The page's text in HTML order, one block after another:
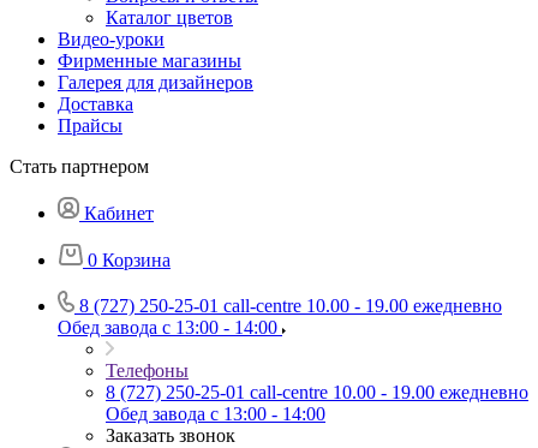
Каталог цветов
Видео-уроки
Фирменные магазины
Галерея для дизайнеров
Доставка
Прайсы
Стать партнером
Кабинет
0 Корзина
8 (727) 250-25-01 call-centre 10.00 - 19.00 ежедневно
Обед завода с 13:00 - 14:00
Телефоны
8 (727) 250-25-01 call-centre 10.00 - 19.00 ежедневно
Обед завода с 13:00 - 14:00
Заказать звонок